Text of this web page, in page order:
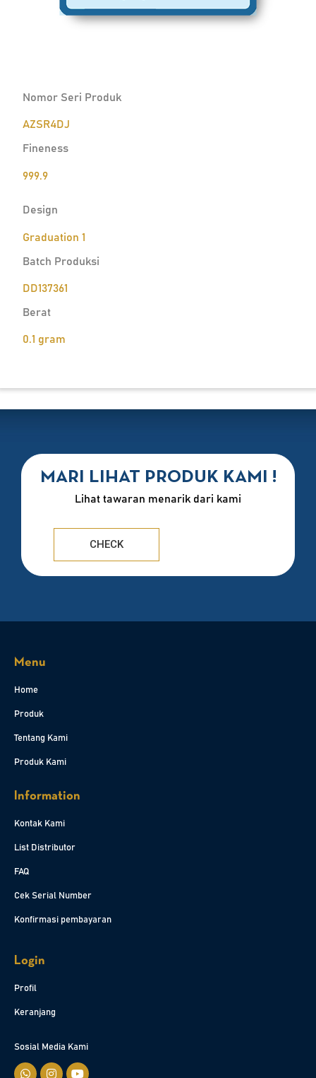
Nomor Seri Produk
AZSR4DJ
Fineness
999.9
Design
Graduation 1
Batch Produksi
DD137361
Berat
0.1 gram
MARI LIHAT PRODUK KAMI !
Lihat tawaran menarik dari kami
CHECK
Menu
Home
Produk
Tentang Kami
Produk Kami
Information
Kontak Kami
List Distributor
FAQ
Cek Serial Number
Konfirmasi pembayaran
Login
Profil
Keranjang
Sosial Media Kami